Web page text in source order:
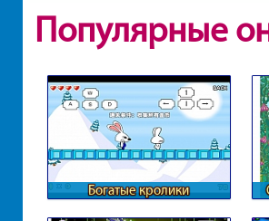
Популярные
Богатые кролики